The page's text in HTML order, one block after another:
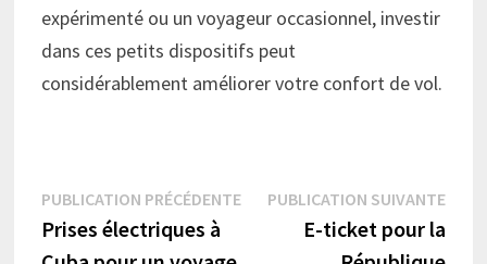
expérimenté ou un voyageur occasionnel, investir
dans ces petits dispositifs peut
considérablement améliorer votre confort de vol.
Navigation
de
PUBLICATION PRÉCÉDENTEPublication
précédente :
Prises électriques à
PUBLICATION SUIVANTE
E-ticket pour la